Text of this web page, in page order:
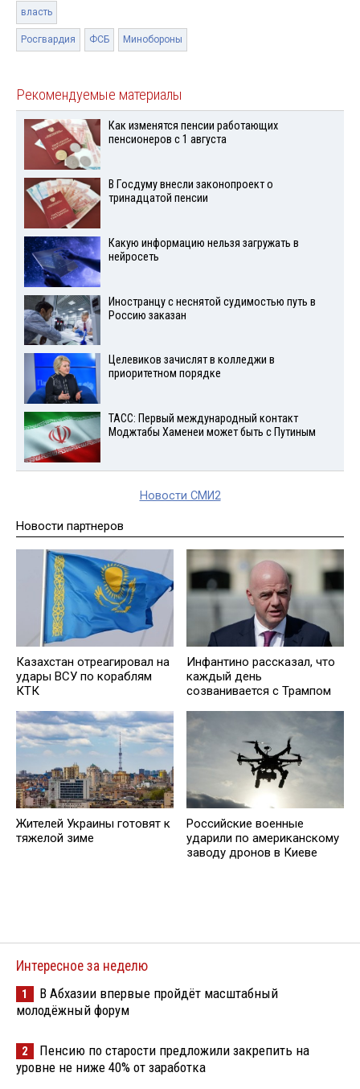
власть
Росгвардия ФСБ Минобороны
Рекомендуемые материалы
Как изменятся пенсии работающих
пенсионеров с 1 августа
В Госдуму внесли законопроект о
тринадцатой пенсии
Какую информацию нельзя загружать в
нейросеть
Иностранцу с неснятой судимостью путь в
Россию заказан
Целевиков зачислят в колледжи в
приоритетном порядке
ТАСС: Первый международный контакт
Моджтабы Хаменеи может быть с Путиным
Новости СМИ2
Новости партнеров
Казахстан отреагировал на
удары ВСУ по кораблям
КТК
Инфантино рассказал, что
каждый день
созванивается с Трампом
Жителей Украины готовят к
тяжелой зиме
Российские военные
ударили по американскому
заводу дронов в Киеве
Интересное за неделю
1
В Абхазии впервые пройдёт масштабный
молодёжный форум
2
Пенсию по старости предложили закрепить на
уровне не ниже 40% от заработка